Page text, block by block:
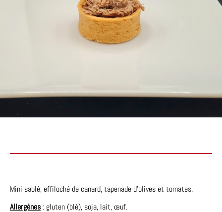
Mini sablé, effiloché de canard, tapenade d’olives et tomates.
Allergènes : gluten (blé), soja, lait, œuf.